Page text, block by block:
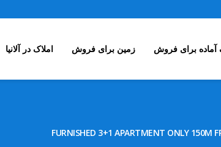
آماده برای فروش زمین برای فروش املاک در آلانیا
FURNISHED 3+1 APARTMENT ONLY 150M